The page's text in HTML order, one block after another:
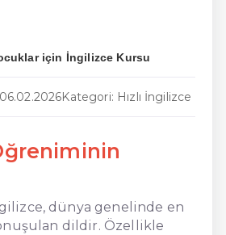
için İngilizce Kursu
Kategori: Hızlı İngilizce
dünya genelinde en
dildir. Özellikle